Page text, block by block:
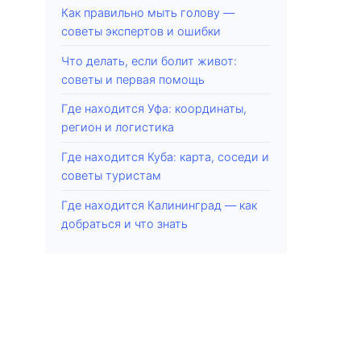
Как правильно мыть голову —
советы экспертов и ошибки
Что делать, если болит живот:
советы и первая помощь
Где находится Уфа: координаты,
регион и логистика
Где находится Куба: карта, соседи и
советы туристам
Где находится Калининград — как
добраться и что знать